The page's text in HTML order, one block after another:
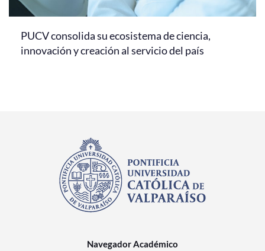
PUCV consolida su ecosistema de ciencia,
innovación y creación al servicio del país
Navegador Académico